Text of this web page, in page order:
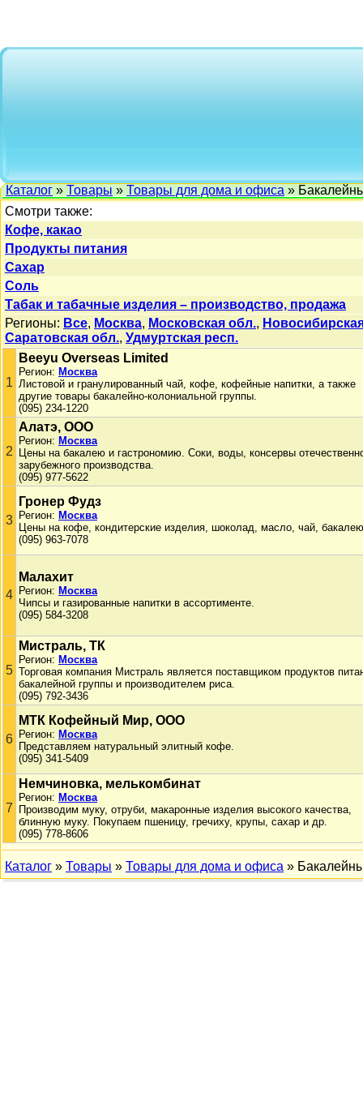
Каталог » Товары » Товары для дома и офиса »
Смотри также:
Кофе, какао
Продукты питания
Сахар
Соль
Табак и табачные изделия – производство, продажа
Регионы: Все, Москва, Московская обл.,
Саратовская обл., Удмуртская респ.
1
Beeyu Overseas Limited
Регион: Москва
Листовой и гранулированный чай, кофе, кофейные напитки, а также
другие товары бакалейно-колониальной группы.
(095) 234-1220
2
Алатэ, ООО
Регион: Москва
Цены на бакалею и гастрономию. Соки, воды, консервы
зарубежного производства.
(095) 977-5622
3
Гронер Фудз
Регион: Москва
Цены на кофе, кондитерские изделия, шоколад, масло, чай,
(095) 963-7078
4
Малахит
Регион: Москва
Чипсы и газированные напитки в ассортименте.
(095) 584-3208
5
Мистраль, ТК
Регион: Москва
Торговая компания Мистраль является поставщиком продуктов
бакалейной группы и производителем риса.
(095) 792-3436
6
МТК Кофейный Мир, ООО
Регион: Москва
Представляем натуральный элитный кофе.
(095) 341-5409
7
Немчиновка, мелькомбинат
Регион: Москва
Производим муку, отруби, макаронные изделия высокого качества,
блинную муку. Покупаем пшеницу, гречиху, крупы, сахар и др.
(095) 778-8606
Каталог » Товары » Товары для дома и офиса »